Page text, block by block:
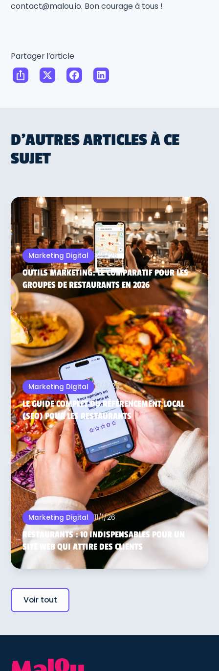
contact@malou.io. Bon courage à tous !
Partager l’article
D'AUTRES ARTICLES À CE
SUJET
Marketing Digital 3/6/26
OUTILS MARKETING: LE COMPARATIF POUR LES
GROUPES DE RESTAURANTS EN 2026
Marketing Digital 18/3/25
LE GUIDE COMPLET DU RÉFÉRENCEMENT LOCAL
(SEO) POUR LES RESTAURANTS
Marketing Digital 11/1/26
RESTAURANTS : 10 INDISPENSABLES POUR UN
SITE WEB QUI ATTIRE DES CLIENTS
Voir tout